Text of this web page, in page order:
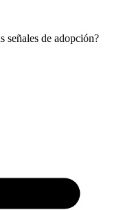
señales de adopción?